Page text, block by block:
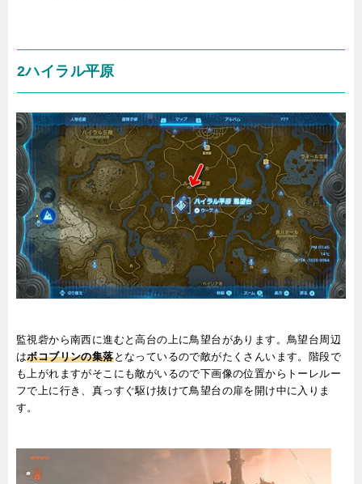
2ハイラル平原
監視砦から南西に進むと高台の上に鳥望台があります。鳥望台周辺
はボコブリンの集落となっているので敵がたくさんいます。階段で
も上がれますがそこにも敵がいるので下画像の位置からトーレルー
フで上に行き、真っすぐ駆け抜けて鳥望台の扉を開け中に入りま
す。